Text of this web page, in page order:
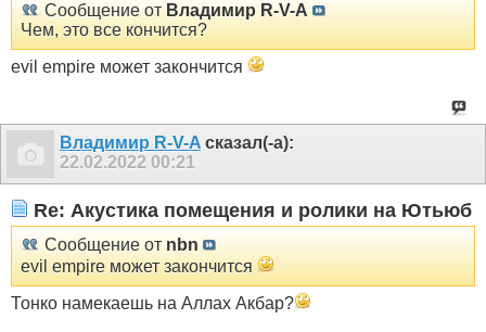
Сообщение от Владимир R-V-A
Чем, это все кончится?
evil empire может закончится
Владимир R-V-A сказал(-а):
22.02.2022 00:21
Re: Акустика помещения и ролики на Ютьюб
Сообщение от nbn
evil empire может закончится
Тонко намекаешь на Аллах Акбар?